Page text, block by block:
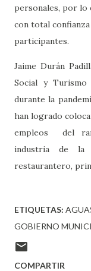
personales, por lo
con total
participantes.
Jaime Durán
Social y Turismo
durante la
han logrado
empleos del
industria de la
restaurantero,
ETIQUETAS:
GOBIERNO
COMPARTIR